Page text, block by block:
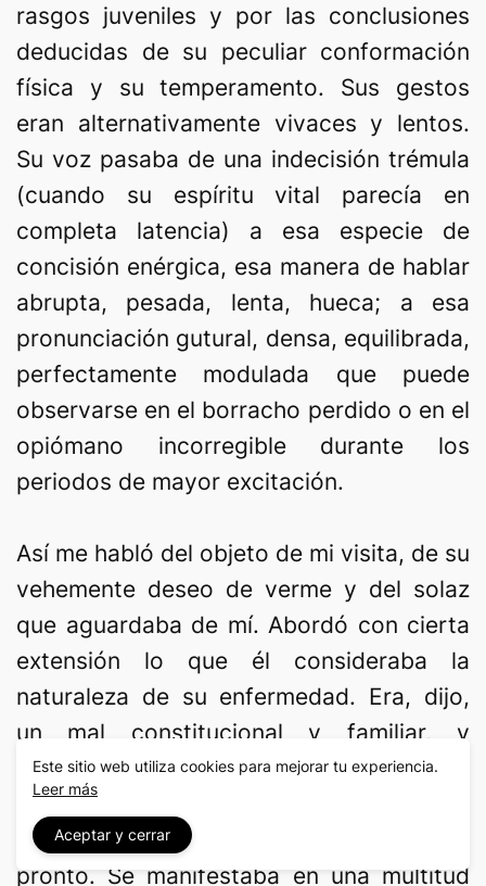
rasgos juveniles y por las conclusiones
deducidas de su peculiar conformación
física y su temperamento. Sus gestos
eran alternativamente vivaces y lentos.
Su voz pasaba de una indecisión trémula
(cuando su espíritu vital parecía en
completa latencia) a esa especie de
concisión enérgica, esa manera de hablar
abrupta, pesada, lenta, hueca; a esa
pronunciación gutural, densa, equilibrada,
perfectamente modulada que puede
observarse en el borracho perdido o en el
opiómano incorregible durante los
periodos de mayor excitación.
Así me habló del objeto de mi visita, de su
vehemente deseo de verme y del solaz
que aguardaba de mí. Abordó con cierta
extensión lo que él consideraba la
naturaleza de su enfermedad. Era, dijo,
un mal constitucional y familiar, y
desesperaba de hallarle remedio; una
simple afección nerviosa, añadió de
inmediato, que indudablemente pasaría
pronto. Se manifestaba en una multitud
Este sitio web utiliza cookies para mejorar tu experiencia.
Leer más
Aceptar y cerrar